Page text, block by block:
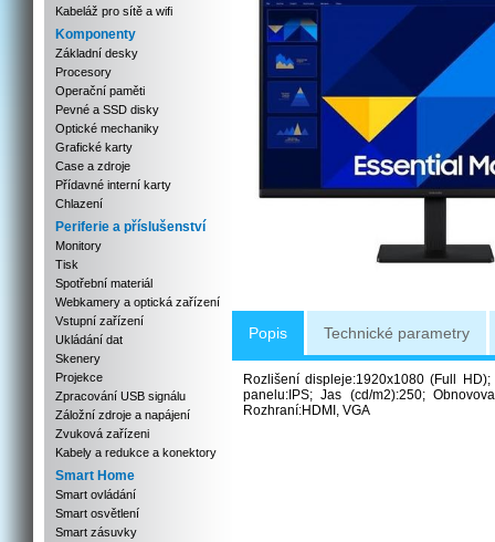
Kabeláž pro sítě a wifi
Komponenty
Základní desky
Procesory
Operační paměti
Pevné a SSD disky
Optické mechaniky
Grafické karty
Case a zdroje
Přídavné interní karty
Chlazení
Periferie a příslušenství
Monitory
Tisk
Spotřební materiál
Webkamery a optická zařízení
Vstupní zařízení
Ukládání dat
Skenery
Projekce
Zpracování USB signálu
Záložní zdroje a napájení
Zvuková zařízeni
Kabely a redukce a konektory
Smart Home
Smart ovládání
Smart osvětlení
Smart zásuvky
Popis Technické parametry
Rozlišení displeje:1920x1080 (Full
panelu:IPS; Jas (cd/m2):250;
Rozhraní:HDMI, VGA